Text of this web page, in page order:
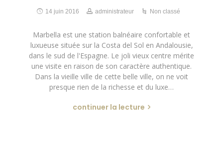
14 juin 2016 administrateur Non classé
Marbella est une station balnéaire confortable et
luxueuse située sur la Costa del Sol en Andalousie,
dans le sud de l'Espagne. Le joli vieux centre mérite
une visite en raison de son caractère authentique.
Dans la vieille ville de cette belle ville, on ne voit
presque rien de la richesse et du luxe…
continuer la lecture